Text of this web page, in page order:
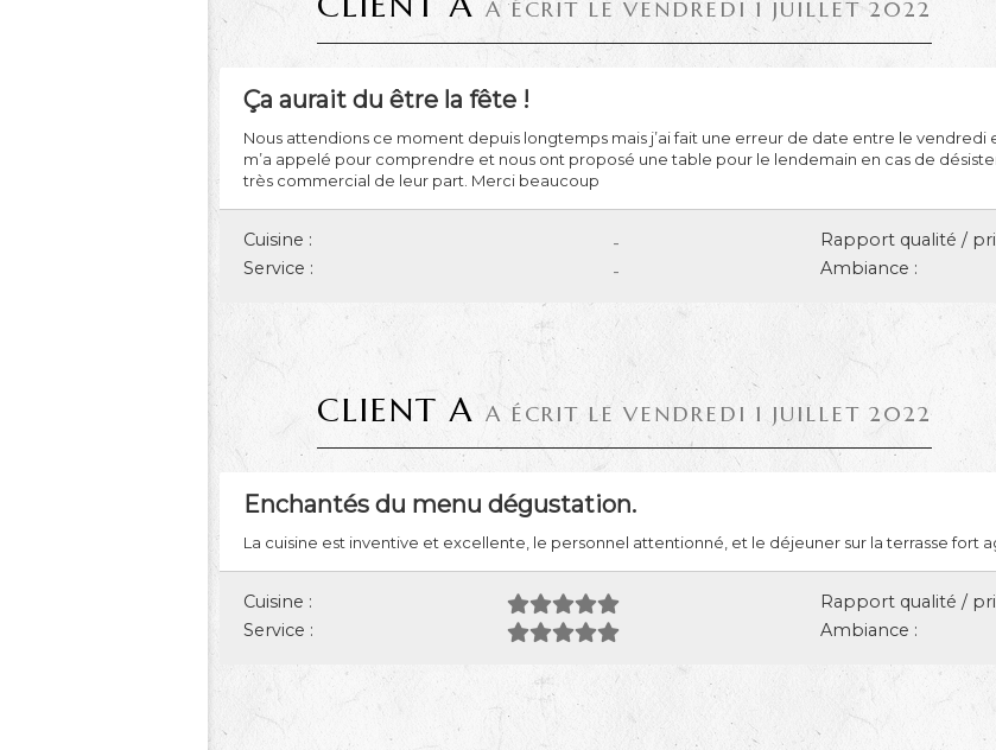
A ÉCRIT LE VENDREDI 1 JUILLET 2022
Ça aurait du être la fête !
Nous attendions ce moment depuis longtemps mais j’ai fait une erreur de date entre le vendredi
m’a appelé pour comprendre et nous ont proposé une table pour le lendemain en cas de
très commercial de leur part. Merci beaucoup
-
Cuisine : Rapport qualité /
-
Service : Ambiance :
CLIENT A A ÉCRIT LE VENDREDI 1 JUILLET 2022
Enchantés du menu dégustation.
La cuisine est inventive et excellente, le personnel attentionné, et le déjeuner sur la terrasse fort
Cuisine :
Rapport qualité /
Service :
Ambiance :